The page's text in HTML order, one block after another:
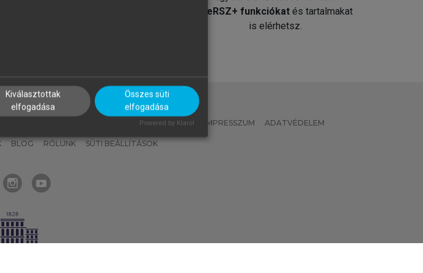
MeRSZ+ funkciókat és tartalmakat
is elérhetsz.
MI – ÁLTALÁNOS IRÁNYELVEK IMPRESSZUM ADATVÉDELEM
BLOG RÓLUNK SÜTI BEÁLLÍTÁSOK
Kiválasztottak
elfogadása
Összes süti
elfogadása
Powered by Klaro!